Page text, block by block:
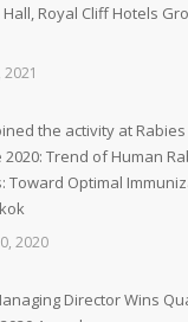
Royal Cliff Hotels
2021
the activity at
Trend of Human
Toward Optimal
2020
Director Wins